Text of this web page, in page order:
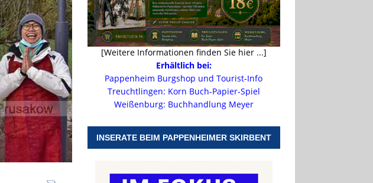
[Weitere Informationen finden Sie hier ...]
Erhältlich bei:
Pappenheim Burgshop und Tourist-Info
Treuchtlingen: Korn Buch-Papier-Spiel
Weißenburg: Buchhandlung Meyer
INSERATE BEIM PAPPENHEIMER SKIRBENT